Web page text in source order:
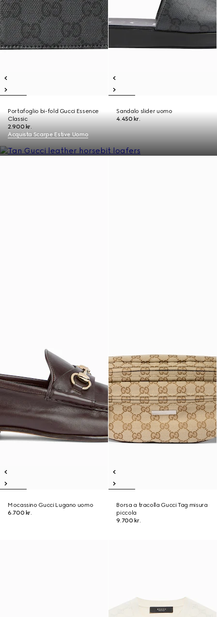
Portafoglio bi-fold Gucci Essence
Classic
2.900 kr.
Sandalo slider uomo
4.450 kr.
Acquista Scarpe Estive Uomo
Mocassino Gucci Lugano uomo
6.700 kr.
Borsa a tracolla Gucci Tag misura
piccola
9.700 kr.